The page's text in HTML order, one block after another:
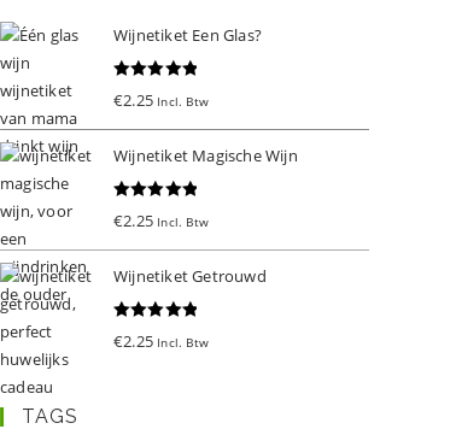
Wijnetiket Een Glas?
€2.25 Incl. Btw
Wijnetiket Magische Wijn
€2.25 Incl. Btw
Wijnetiket Getrouwd
€2.25 Incl. Btw
TAGS